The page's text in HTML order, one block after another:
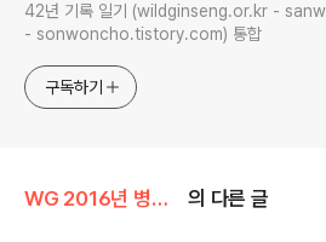
42년 기록 일기 (wildginseng.or.kr - sanwoncho.or.kr
- sonwoncho.tistory.com) 통합
구독하기
WG 2016년 병신년 기록 의 다른 글